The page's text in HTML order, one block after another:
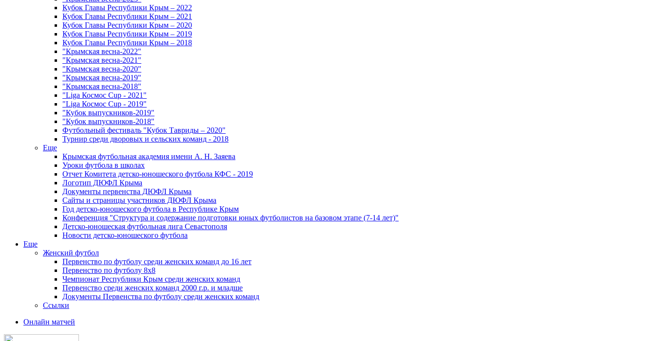
Кубок Главы Республики Крым – 2022
Кубок Главы Республики Крым – 2021
Кубок Главы Республики Крым – 2020
Кубок Главы Республики Крым – 2019
Кубок Главы Республики Крым – 2018
"Крымская весна-2022"
"Крымская весна-2021"
"Крымская весна-2020"
"Крымская весна-2019"
"Крымская весна-2018"
"Liga Космос Cup - 2021"
"Liga Космос Cup - 2019"
"Кубок выпускников-2019"
"Кубок выпускников-2018"
Футбольный фестиваль "Кубок Тавриды – 2020"
Турнир среди дворовых и сельских команд - 2018
Еще
Крымская футбольная академия имени А. Н. Заяева
Уроки футбола в школах
Отчет Комитета детско-юношеского футбола КФС - 2019
Логотип ДЮФЛ Крыма
Документы первенства ДЮФЛ Крыма
Сайты и страницы участников ДЮФЛ Крыма
Год детско-юношеского футбола в Республике Крым
Конференция "Структура и содержание подготовки юных футболистов на базовом этапе (7-14 лет)"
Детско-юношеская футбольная лига Севастополя
Новости детско-юношеского футбола
Еще
Женский футбол
Первенство по футболу среди женских команд до 16 лет
Первенство по футболу 8х8
Чемпионат Республики Крым среди женских команд
Первенство среди женских команд 2000 г.р. и младше
Документы Первенства по футболу среди женских команд
Ссылки
Онлайн матчей